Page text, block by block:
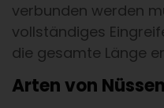
verbunden werden
vollständiges
die gesamte Länge
Arten von Nüssen